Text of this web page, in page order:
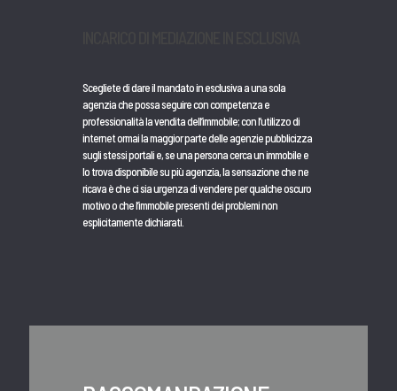
Scegliete di dare il mandato in esclusiva a una sola
agenzia che possa seguire con competenza e
professionalità la vendita dell’immobile; con l’utilizzo di
internet ormai la maggior parte delle agenzie pubblicizza
sugli stessi portali e, se una persona cerca un immobile e
lo trova disponibile su più agenzia, la sensazione che ne
ricava è che ci sia urgenza di vendere per qualche oscuro
motivo o che l’immobile presenti dei problemi non
esplicitamente dichiarati.